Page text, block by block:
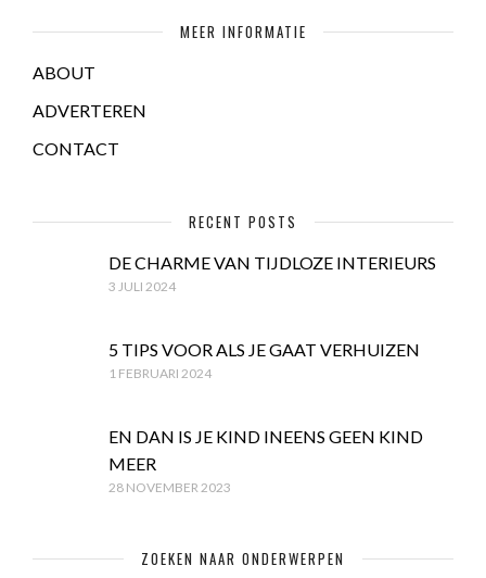
MEER INFORMATIE
ABOUT
ADVERTEREN
CONTACT
RECENT POSTS
DE CHARME VAN TIJDLOZE INTERIEURS
3 JULI 2024
5 TIPS VOOR ALS JE GAAT VERHUIZEN
1 FEBRUARI 2024
EN DAN IS JE KIND INEENS GEEN KIND
MEER
28 NOVEMBER 2023
ZOEKEN NAAR ONDERWERPEN